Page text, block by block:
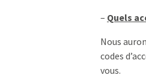
– Quels
Nous
codes
vous.